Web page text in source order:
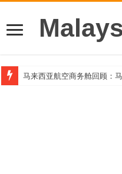
马来西亚航空商务舱回顾：